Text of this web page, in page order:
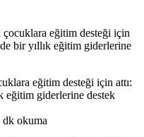
eğitim desteği için
bir yıllık eğitim giderlerine
dk okuma